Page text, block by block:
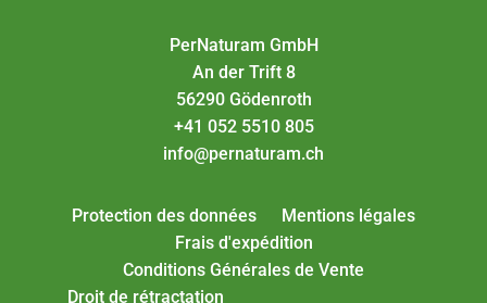
PerNaturam GmbH
An der Trift 8
56290 Gödenroth
+41 052 5510 805
info@pernaturam.ch
Protection des données
Mentions légales
Frais d'expédition
Conditions Générales de Vente
Droit de rétractation